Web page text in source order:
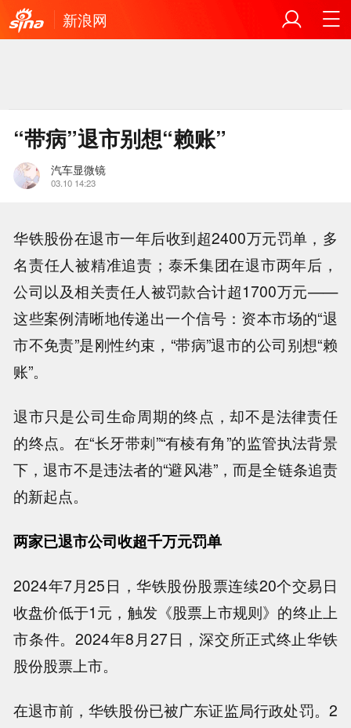
新浪网
“带病”退市别想“赖账”
汽车显微镜
03.10 14:23
华铁股份在退市一年后收到超2400万元罚单，多
名责任人被精准追责；泰禾集团在退市两年后，
公司以及相关责任人被罚款合计超1700万元——
这些案例清晰地传递出一个信号：资本市场的“退
市不免责”是刚性约束，“带病”退市的公司别想“赖
账”。
退市只是公司生命周期的终点，却不是法律责任
的终点。在“长牙带刺”“有棱有角”的监管执法背景
下，退市不是违法者的“避风港”，而是全链条追责
的新起点。
两家已退市公司收超千万元罚单
2024年7月25日，华铁股份股票连续20个交易日
收盘价低于1元，触发《股票上市规则》的终止上
市条件。2024年8月27日，深交所正式终止华铁
股份股票上市。
在退市前，华铁股份已被广东证监局行政处罚。2